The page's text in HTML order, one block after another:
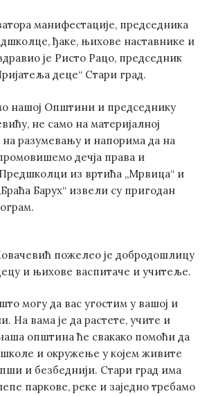
манифестације, председника
ђаке, њихове наставнике и
је Ристо Рацо, председник
деце“ Стари град.
нашој Општини и председнику
не само на материјалној
разумевању и напорима да на
дечја права и
из вртића „Мрвица“ и
Барух“ извели су пригодан
пожелео је добродошлицу
и њихове васпитаче и учитеље.
могу да вас угостим у вашој и
На вама је да растете, учите и
општина ће свакако помоћи да
и окружење у којем живите
и безбеднији. Стари град има
паркове, реке и заједно требамо